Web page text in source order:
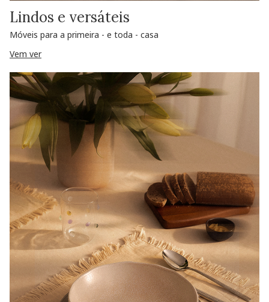
Lindos e versáteis
Móveis para a primeira - e toda - casa
Vem ver